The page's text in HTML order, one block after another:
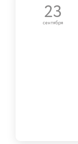
23
сентября